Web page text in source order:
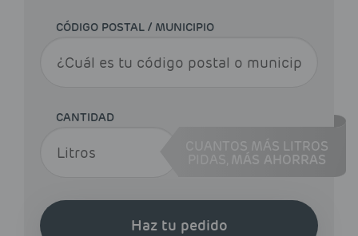
CÓDIGO POSTAL / MUNICIPIO
CANTIDAD
CUANTOS MÁS LITROS
MÁS AHORRAS
Haz tu pedido